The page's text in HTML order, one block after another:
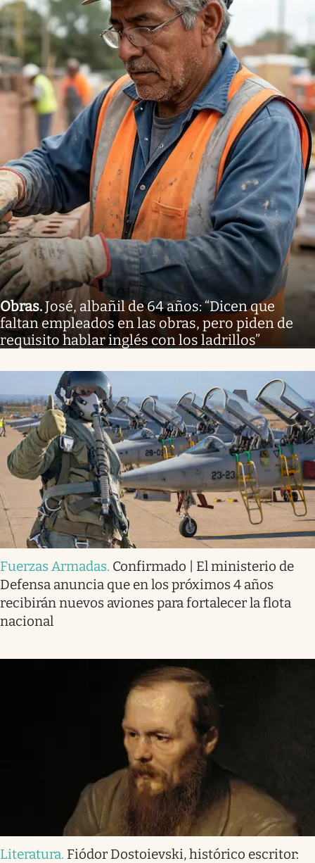
Obras.José, albañil de 64 años: “Dicen que
faltan empleados en las obras, pero piden de
requisito hablar inglés con los ladrillos”
Fuerzas Armadas. Confirmado | El ministerio de
Defensa anuncia que en los próximos 4 años
recibirán nuevos aviones para fortalecer la flota
nacional
Literatura. Fiódor Dostoievski, histórico escritor: